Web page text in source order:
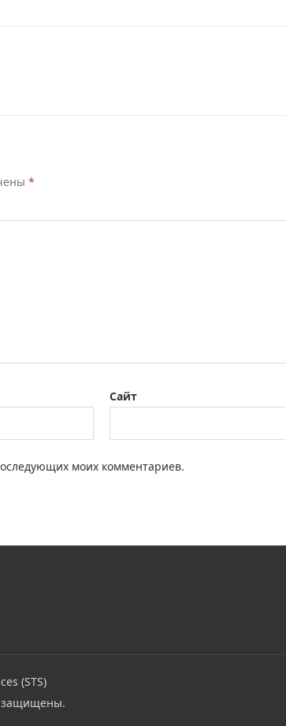
*
Сайт
моих комментариев.
(STS)
защищены.